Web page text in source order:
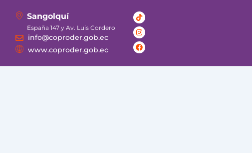
Sangolquí
España 147 y Av. Luis Cordero
info@coproder.gob.ec
www.coproder.gob.ec
Tiktok
Instagram
Facebook